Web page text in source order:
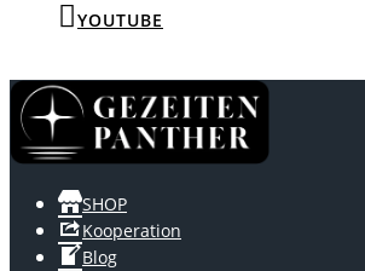
YOUTUBE
SHOP
Kooperation
Blog